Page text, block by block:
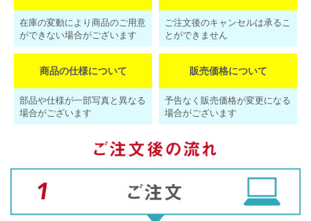
在庫の変動により商品のご用意
ができない場合がございます
ご注文後のキャンセルは承るこ
とができません
商品の仕様について
部品や仕様が一部写真と異なる
場合がございます
販売価格について
予告なく販売価格が変更になる
場合がございます